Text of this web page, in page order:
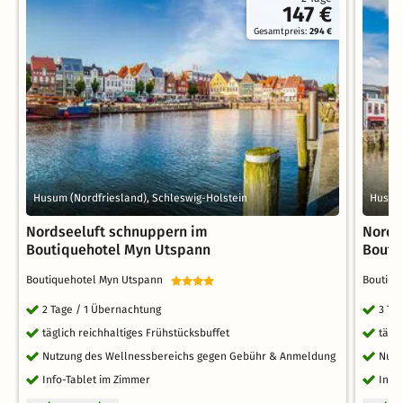
147 €
Gesamtpreis:294 €
Husum (Nordfriesland), Schleswig-Holstein
Nordseeluft schnuppern im
Boutiquehotel Myn Utspann
Boutiquehotel Myn Utspann
2 Tage / 1 Übernachtung
täglich reichhaltiges Frühstücksbuffet
Nutzung des Wellnessbereichs gegen Gebühr & Anmeldung
Info-Tablet im Zimmer
3